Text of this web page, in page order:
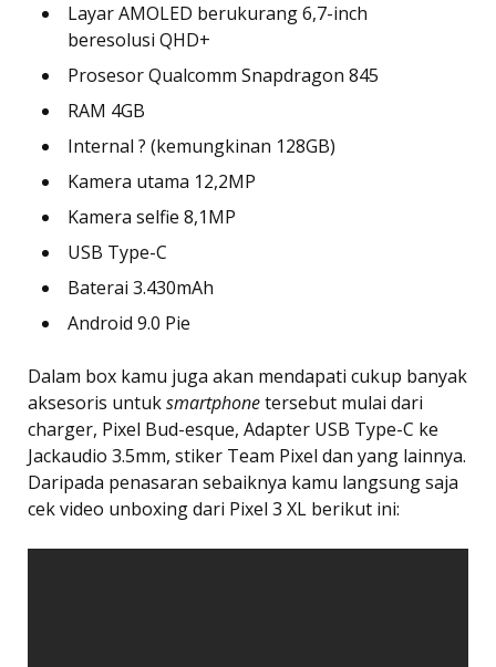
Layar AMOLED berukurang 6,7-inch
beresolusi QHD+
Prosesor Qualcomm Snapdragon 845
RAM 4GB
Internal ? (kemungkinan 128GB)
Kamera utama 12,2MP
Kamera selfie 8,1MP
USB Type-C
Baterai 3.430mAh
Android 9.0 Pie
Dalam box kamu juga akan mendapati cukup banyak
aksesoris untuksmartphonetersebut mulai dari
charger, Pixel Bud-esque, Adapter USB Type-C ke
Jackaudio 3.5mm, stiker Team Pixel dan yang lainnya.
Daripada penasaran sebaiknya kamu langsung saja
cek video unboxing dari Pixel 3 XL berikut ini: